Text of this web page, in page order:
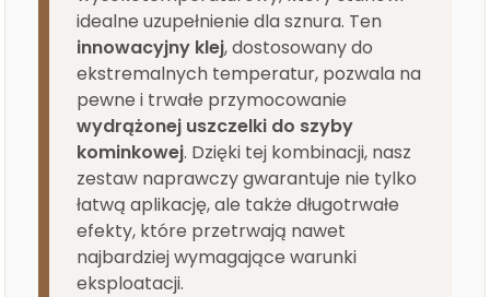
idealne uzupełnienie dla sznura. Ten
innowacyjny klej, dostosowany do
ekstremalnych temperatur, pozwala na
pewne i trwałe przymocowanie
wydrążonej uszczelki do szyby
kominkowej. Dzięki tej kombinacji, nasz
zestaw naprawczy gwarantuje nie tylko
łatwą aplikację, ale także długotrwałe
efekty, które przetrwają nawet
najbardziej wymagające warunki
eksploatacji.